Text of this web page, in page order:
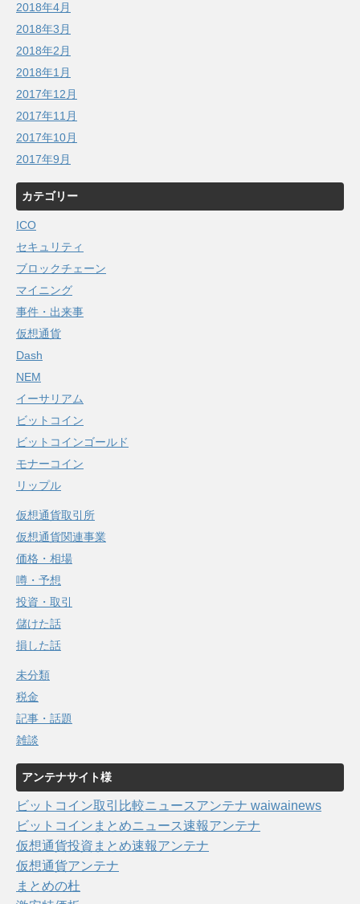
2018年4月
2018年3月
2018年2月
2018年1月
2017年12月
2017年11月
2017年10月
2017年9月
カテゴリー
ICO
セキュリティ
ブロックチェーン
マイニング
事件・出来事
仮想通貨
Dash
NEM
イーサリアム
ビットコイン
ビットコインゴールド
モナーコイン
リップル
仮想通貨取引所
仮想通貨関連事業
価格・相場
噂・予想
投資・取引
儲けた話
損した話
未分類
税金
記事・話題
雑談
アンテナサイト様
ビットコイン取引比較ニュースアンテナ waiwainews
ビットコインまとめニュース速報アンテナ
仮想通貨投資まとめ速報アンテナ
仮想通貨アンテナ
まとめの杜